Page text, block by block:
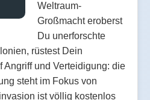
Weltraum-
Großmacht eroberst
Du unerforschte
rüstest Dein
Angriff und Verteidigung: die
steht im Fokus von
ist völlig kostenlos